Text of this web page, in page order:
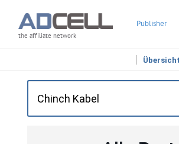
the affiliate network
Publisher
Übersicht